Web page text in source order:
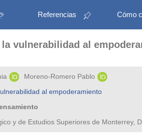
Referencias Cómo
la vulnerabilidad al
Moreno-Romero Pablo
al empoderamiento
y de Estudios Superiores de Monterrey,